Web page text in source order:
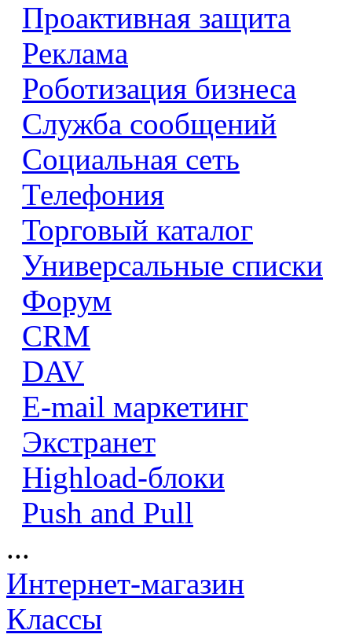
Проактивная защита
Реклама
Роботизация бизнеса
Служба сообщений
Социальная сеть
Телефония
Торговый каталог
Универсальные списки
Форум
CRM
DAV
E-mail маркетинг
Экстранет
Highload-блоки
Push and Pull
...
Интернет-магазин
Классы